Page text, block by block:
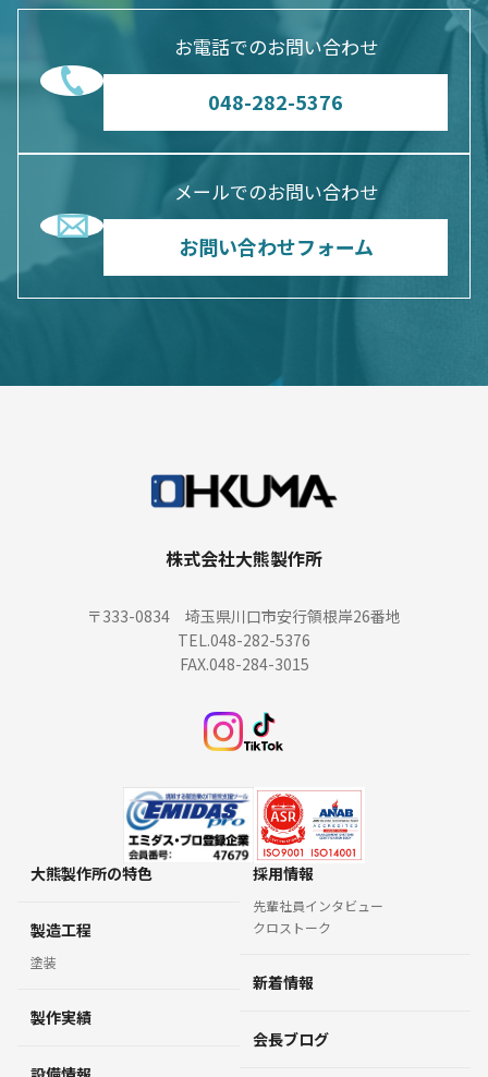
お電話でのお問い合わせ
048-282-5376
メールでのお問い合わせ
お問い合わせフォーム
株式会社大熊製作所
〒333-0834 埼玉県川口市安行領根岸26番地
TEL.048-282-5376
FAX.048-284-3015
大熊製作所の特色
製造工程
塗装
製作実績
採用情報
先輩社員インタビュー
クロストーク
新着情報
会長ブログ